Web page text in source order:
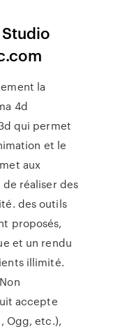
la
4d
qui permet
et le
aux
réaliser des
des outils
proposés,
et un rendu
illimité.
accepte
Ogg, etc.),